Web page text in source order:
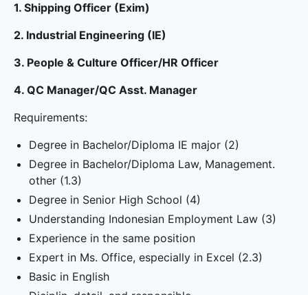
1. Shipping Officer (Exim)
2. Industrial Engineering (IE)
3. People & Culture Officer/HR Officer
4. QC Manager/QC Asst. Manager
Requirements:
Degree in Bachelor/DipIoma IE major (2)
Degree in Bachelor/Diploma Law, Management.
other (1.3)
Degree in Senior High School (4)
Understanding Indonesian Employment Law (3)
Experience in the same position
Expert in Ms. Office, especially in Excel (2.3)
Basic in English